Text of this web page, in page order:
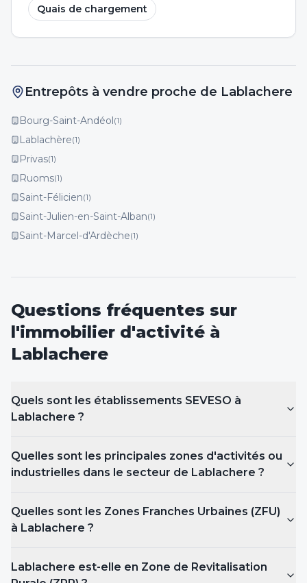
Quais de chargement
Entrepôts à vendre proche de Lablachere
Bourg-Saint-Andéol(1)
Lablachère(1)
Privas(1)
Ruoms(1)
Saint-Félicien(1)
Saint-Julien-en-Saint-Alban(1)
Saint-Marcel-d'Ardèche(1)
Questions fréquentes sur
l'immobilier d'activité à
Lablachere
Quels sont les établissements SEVESO à
Lablachere ?
Quelles sont les principales zones d'activités ou
industrielles dans le secteur de Lablachere ?
Quelles sont les Zones Franches Urbaines (ZFU)
à Lablachere ?
Lablachere est-elle en Zone de Revitalisation